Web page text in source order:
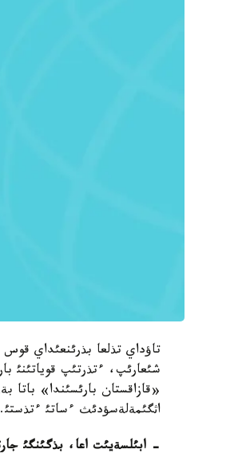
تاؤداي تذلعا بذرئنعئداي
شئعارئپ، ءتذرتئپ قوياتئنئ
«قازاقستان بارئسئندا» باتا
اثگئمةلةسؤدئث ءساتئ ءتذستئ.
- ابئلسةيئت اعا، بذگئنگئ